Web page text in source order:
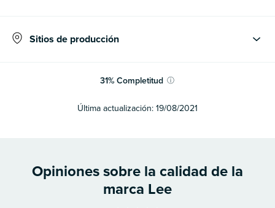
Sitios de producción
31%Completitud ⓘ
Última actualización: 19/08/2021
Opiniones sobre la calidad de la
marca Lee